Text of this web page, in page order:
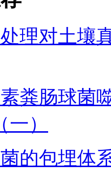
理对土壤
粪肠球菌
）
的包埋体